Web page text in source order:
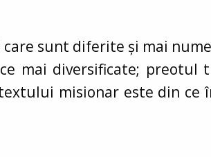
sunt diferite și mai
mai diversificate; preotul
misionar este din ce